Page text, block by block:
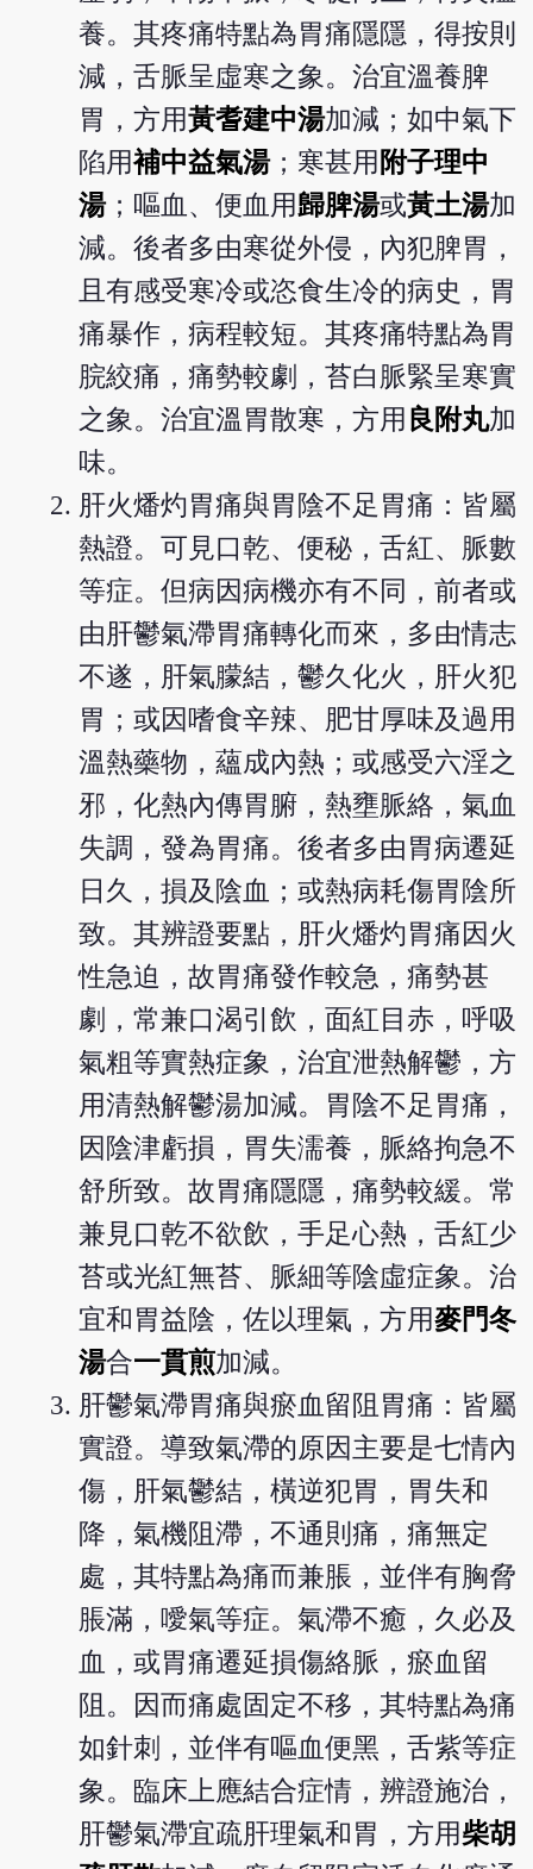
養。其疼痛特點為胃痛隱隱，得按則
減，舌脈呈虛寒之象。治宜溫養脾
胃，方用黃耆建中湯加減；如中氣下
陷用補中益氣湯；寒甚用 附子理中
湯；嘔血、便血用 歸脾湯或黃土湯加
減。後者多由寒從外侵，內犯脾胃，
且有感受寒冷或恣食生冷的病史，胃
痛暴作，病程較短。其疼痛特點為胃
脘絞痛，痛勢較劇，苔白脈緊呈寒實
之象。治宜溫胃散寒，方用 良附丸加
味。
肝火燔灼胃痛與胃陰不足胃痛：皆屬
熱證。可見口乾、便秘，舌紅、脈數
等症。但病因病機亦有不同，前者或
由肝鬱氣滯胃痛轉化而來，多由情志
不遂，肝氣朦結，鬱久化火，肝火犯
胃；或因嗜食辛辣、肥甘厚味及過用
溫熱藥物，蘊成內熱；或感受六淫之
邪，化熱內傳胃腑，熱壅脈絡，氣血
失調，發為胃痛。後者多由胃病遷延
日久，損及陰血；或熱病耗傷胃陰所
致。其辨證要點，肝火燔灼胃痛因火
性急迫，故胃痛發作較急，痛勢甚
劇，常兼口渴引飲，面紅目赤，呼吸
氣粗等實熱症象，治宜泄熱解鬱，方
用清熱解鬱湯加減。胃陰不足胃痛，
因陰津虧損，胃失濡養，脈絡拘急不
舒所致。故胃痛隱隱，痛勢較緩。常
兼見口乾不欲飲，手足心熱，舌紅少
苔或光紅無苔、脈細等陰虛症象。治
宜和胃益陰，佐以理氣，方用麥門冬
湯合一貫煎加減。
肝鬱氣滯胃痛與瘀血留阻胃痛：皆屬
實證。導致氣滯的原因主要是七情內
傷，肝氣鬱結，橫逆犯胃，胃失和
降，氣機阻滯，不通則痛，痛無定
處，其特點為痛而兼脹，並伴有胸脅
脹滿，噯氣等症。氣滯不癒，久必及
血，或胃痛遷延損傷絡脈，瘀血留
阻。因而痛處固定不移，其特點為痛
如針刺，並伴有嘔血便黑，舌紫等症
象。臨床上應結合症情，辨證施治，
肝鬱氣滯宜疏肝理氣和胃，方用 柴胡